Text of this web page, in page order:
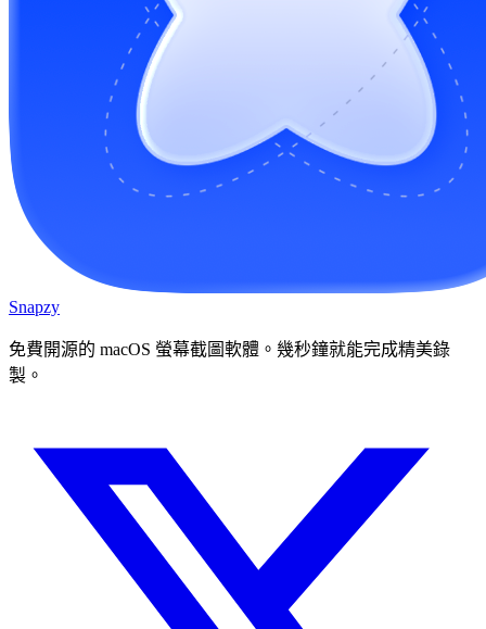
Snapzy
免費開源的 macOS 螢幕截圖軟體。幾秒鐘就能完成精美錄
製。